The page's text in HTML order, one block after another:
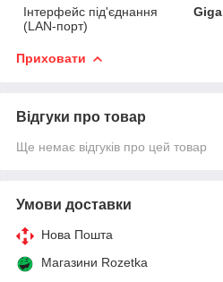
Інтерфейс під'єднання
(LAN-порт)
Приховати
Відгуки про товар
Ще немає відгуків про цей товар
Умови доставки
Нова Пошта
Магазини Rozetka